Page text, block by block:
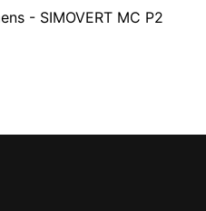
- SIMOVERT MC P2